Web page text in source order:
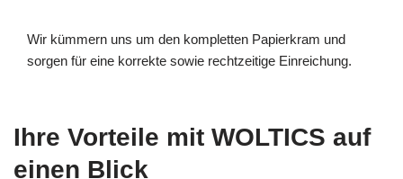
Wir kümmern uns um den kompletten Papierkram und
sorgen für eine korrekte sowie rechtzeitige Einreichung.
Ihre Vorteile mit WOLTICS auf
einen Blick